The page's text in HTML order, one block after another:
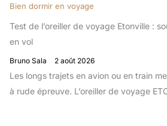
Bien dormir en voyage
Test de l’oreiller de voyage Etonville :
en vol
Bruno Sala 2 août 2026
Les longs trajets en avion ou en train
à rude épreuve. L’oreiller de voyage